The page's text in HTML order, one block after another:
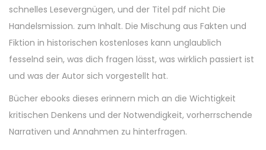
schnelles Lesevergnügen, und der Titel pdf nicht Die
Handelsmission. zum Inhalt. Die Mischung aus Fakten und
Fiktion in historischen kostenloses kann unglaublich
fesselnd sein, was dich fragen lässt, was wirklich passiert ist
und was der Autor sich vorgestellt hat.
Bücher ebooks dieses erinnern mich an die Wichtigkeit
kritischen Denkens und der Notwendigkeit, vorherrschende
Narrativen und Annahmen zu hinterfragen.